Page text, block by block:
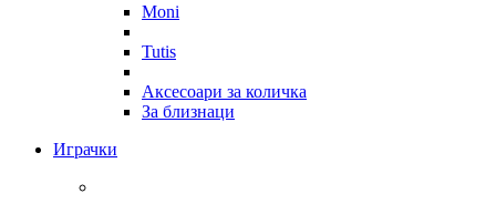
Moni
Tutis
Аксесоари за количка
За близнаци
Играчки